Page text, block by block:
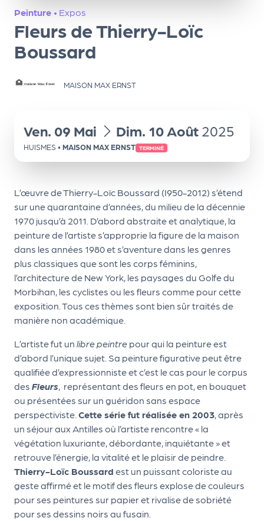
Peinture • Expos
Fleurs de Thierry-Loïc
Boussard
MAISON MAX ERNST
du
Ven. 09 Mai au
Dim. 10 Août 2025
HUISMES • MAISON MAX ERNST TERMINÉ
L’œuvre de Thierry-Loïc Boussard (I950-2012) s’étend
sur une quarantaine d’années, du milieu de la décennie
1970 jusqu’à 2011. D’abord abstraite et analytique, la
peinture de l’artiste s’approprie la figure de la maison
dans les années 1980 et s’aventure dans les genres
plus classiques que sont les corps féminins,
l’architecture de New York, les paysages du Golfe du
Morbihan, les cyclistes ou les fleurs comme pour cette
exposition. Tous ces thèmes sont bien sûr traités de
manière non académique.
L’artiste fut un libre peintre pour qui la peinture est
d’abord l’unique sujet. Sa peinture figurative peut être
qualifiée d’expressionniste et c’est le cas pour le corpus
des Fleurs, représentant des fleurs en pot, en bouquet
ou présentées sur un guéridon sans espace
perspectiviste. Cette série fut réalisée en 2003, après
un séjour aux Antilles où l’artiste rencontre « la
végétation luxuriante, débordante, inquiétante » et
retrouve l’énergie, la vitalité et le plaisir de peindre.
Thierry-Loïc Boussard est un puissant coloriste au
geste affirmé et le motif des fleurs explose de couleurs
pour ses peintures sur papier et rivalise de sobriété
pour ses dessins noirs au fusain.
ns
PR
O
PR
G!
Le
Ma
g
Sui
vr
e
le
PR
O
G!
N
os
se
rvi
ce
s
L
e
k